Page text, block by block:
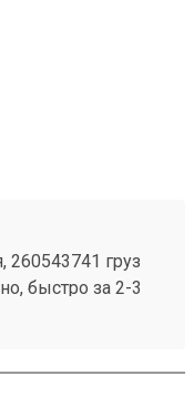
260543741 груз
быстро за 2-3
могу вспомнить.